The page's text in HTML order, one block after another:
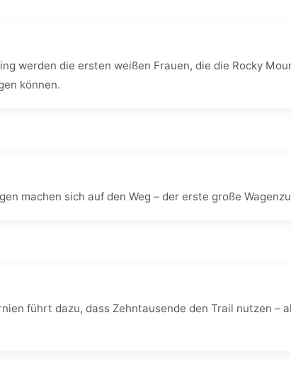
werden die ersten weißen Frauen, die die Rocky
können.
machen sich auf den Weg – der erste große
führt dazu, dass Zehntausende den Trail nutzen